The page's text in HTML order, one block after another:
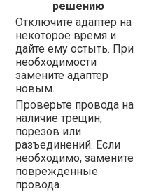
решению
Отключите адаптер на
некоторое время и
дайте ему остыть. При
необходимости
замените адаптер
новым.
Проверьте провода на
наличие трещин,
порезов или
разъединений. Если
необходимо, замените
поврежденные
провода.